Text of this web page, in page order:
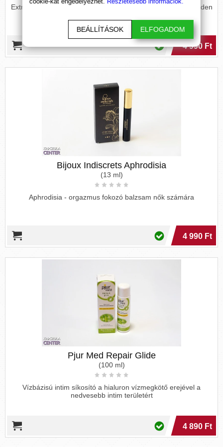
Extra erős parfüm nőknek. Hódíts, csábíts és csavard el minden
4 990 Ft
Bijoux Indiscrets Aphrodisia
(13 ml)
Aphrodisia - orgazmus fokozó balzsam nők számára
4 990 Ft
Pjur Med Repair Glide
(100 ml)
Vízbázisú intim síkosító a hialuron vízmegkötő erejével a
nedvesebb intim területért
4 890 Ft
BEÁLLÍTÁSOK ELFOGADOM